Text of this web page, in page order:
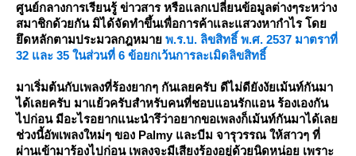
ศูนย์กลางการเรียนรู้ ข่าวสาร หรือแลกเปลี่ยนข้อมูลต่างๆระหว่าง
สมาชิกด้วยกัน มิได้จัดทำขึ้นเพื่อการค้าและแสวงหากำไร โดย
ยึดหลักตามประมวลกฎหมาย พ.ร.บ. ลิขสิทธิ์ พ.ศ. 2537 มาตราที่
32 และ 35 ในส่วนที่ 6 ข้อยกเว้นการละเมิดลิขสิทธิ์
มาเริ่มต้นกับเพลงที่ร้องยากๆ กันเลยครับ ดีไม่ดียังงัยเม้นท์กันมา
ได้เลยครับ มาแย้วครับสำหรับคนที่ชอบแอนรักแอน ร้องเองกัน
ไปก่อน มีอะไรอยากแนะนำรึว่าอยากขอเพลงก็เม้นท์กันมาได้เลย
ช่วงนี้อัพเพลงใหม่ๆ ของ Palmy และบีม จารุวรรณ ให้สาวๆ ที่
ผ่านเข้ามาร้องไปก่อน เพลงจะมีเสียงร้องอยู่ด้วยนิดหน่อย เพราะ